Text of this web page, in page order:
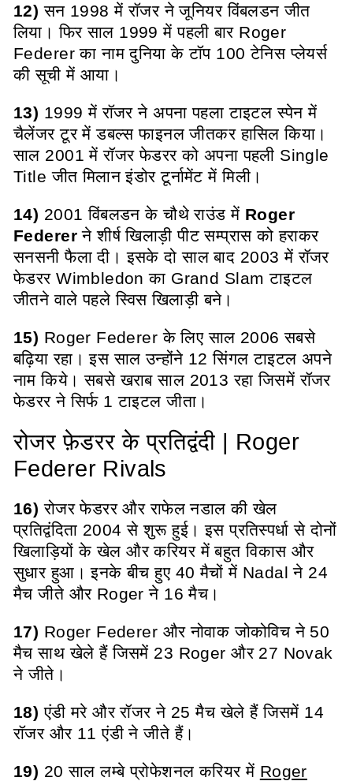
12) सन 1998 में रॉजर ने जूनियर विंबलडन जीत
लिया। फिर साल 1999 में पहली बार Roger
Federer का नाम दुनिया के टॉप 100 टेनिस प्लेयर्स
की सूची में आया।
13) 1999 में रॉजर ने अपना पहला टाइटल स्पेन में
चैलेंजर टूर में डबल्स फाइनल जीतकर हासिल किया।
साल 2001 में रॉजर फेडरर को अपना पहली Single
Title जीत मिलान इंडोर टूर्नामेंट में मिली।
14) 2001 विंबलडन के चौथे राउंड में Roger
Federerने शीर्ष खिलाड़ी पीट सम्प्रास को हराकर
सनसनी फैला दी। इसके दो साल बाद 2003 में रॉजर
फेडरर Wimbledon का Grand Slam टाइटल
जीतने वाले पहले स्विस खिलाड़ी बने।
15) Roger Federer के लिए साल 2006 सबसे
बढ़िया रहा। इस साल उन्होंने 12 सिंगल टाइटल अपने
नाम किये। सबसे खराब साल 2013 रहा जिसमें रॉजर
फेडरर ने सिर्फ 1 टाइटल जीता।
रोजर फ़ेडरर के प्रतिद्वंदी | Roger
Federer Rivals
16) रोजर फेडरर और राफेल नडाल की खेल
प्रतिद्वंदिता 2004 से शुरू हुई। इस प्रतिस्पर्धा से दोनों
खिलाड़ियों के खेल और करियर में बहुत विकास और
सुधार हुआ। इनके बीच हुए 40 मैचों में Nadal ने 24
मैच जीते और Roger ने 16 मैच।
17) Roger Federer और नोवाक जोकोविच ने 50
मैच साथ खेले हैं जिसमें 23 Roger और 27 Novak
ने जीते।
18) एंडी मरे और रॉजर ने 25 मैच खेले हैं जिसमें 14
रॉजर और 11 एंडी ने जीते हैं।
19) 20 साल लम्बे प्रोफेशनल करियर में Roger